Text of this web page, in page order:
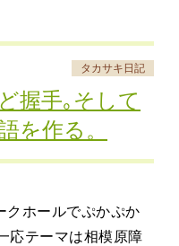
アート屋
わんど
ぷかぷかさんと
タカサキ日記
握手｡そして
を作る。
ホールでぷかぷか
応テーマは相模原障